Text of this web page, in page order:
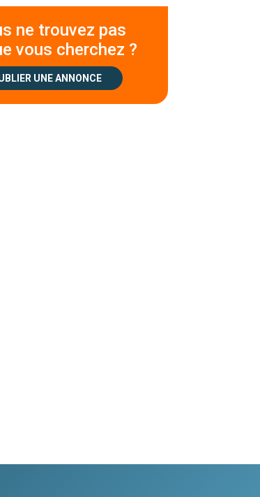
ne trouvez pas
vous cherchez ?
UNE ANNONCE